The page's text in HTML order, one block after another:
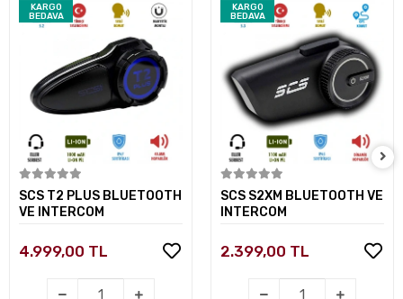
KARGO
BEDAVA
Sepete Ekle
SCS T2 PLUS BLUETOOTH
VE INTERCOM
4.999,00 TL
KARGO
BEDAVA
Sepete Ekle
SCS S2XM BLUETOOTH VE
INTERCOM
2.399,00 TL